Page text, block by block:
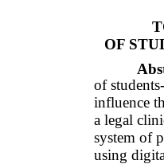
OF
of
influence
a legal
system of
using